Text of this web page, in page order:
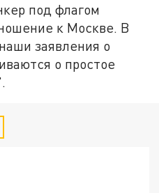
под флагом
к Москве. В
заявления о
о простое